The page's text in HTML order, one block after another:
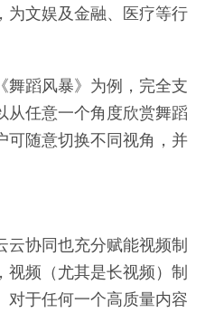
为文娱及金融、医疗等行
舞蹈风暴》为例，完全支
从任意一个角度欣赏舞蹈
可随意切换不同视角，并
云协同也充分赋能视频制
视频（尤其是长视频）制
对于任何一个高质量内容